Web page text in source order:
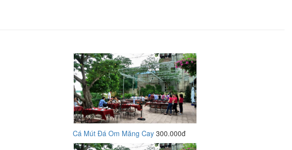
Cá Mút Đá Om Măng Cay 300.000đ